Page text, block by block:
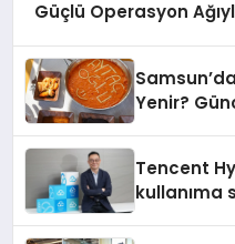
Güçlü Operasyon
Yenir?
Tencent
kullanıma